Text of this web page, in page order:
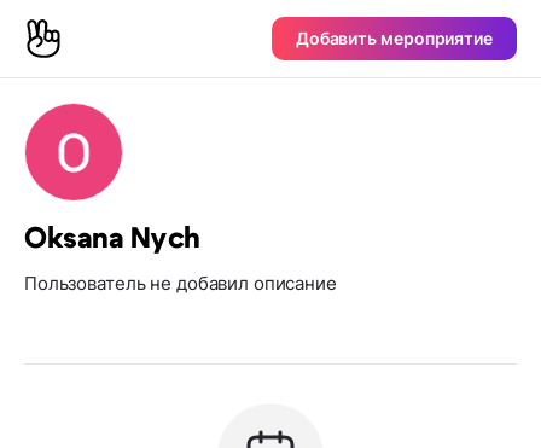
Добавить мероприятие
Oksana Nych
Пользователь не добавил описание